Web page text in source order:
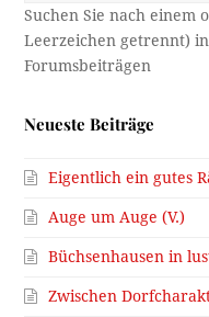
Neueste Beiträge
Eigentlich ein gutes
Auge um Auge (V.)
Büchsenhausen in
Zwischen